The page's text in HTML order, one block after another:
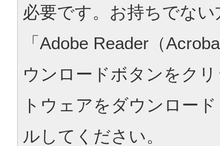
必要です。お持ちでな
「Adobe Reader（
ウンロードボタンをク
トウェアをダウンロー
ルしてください。